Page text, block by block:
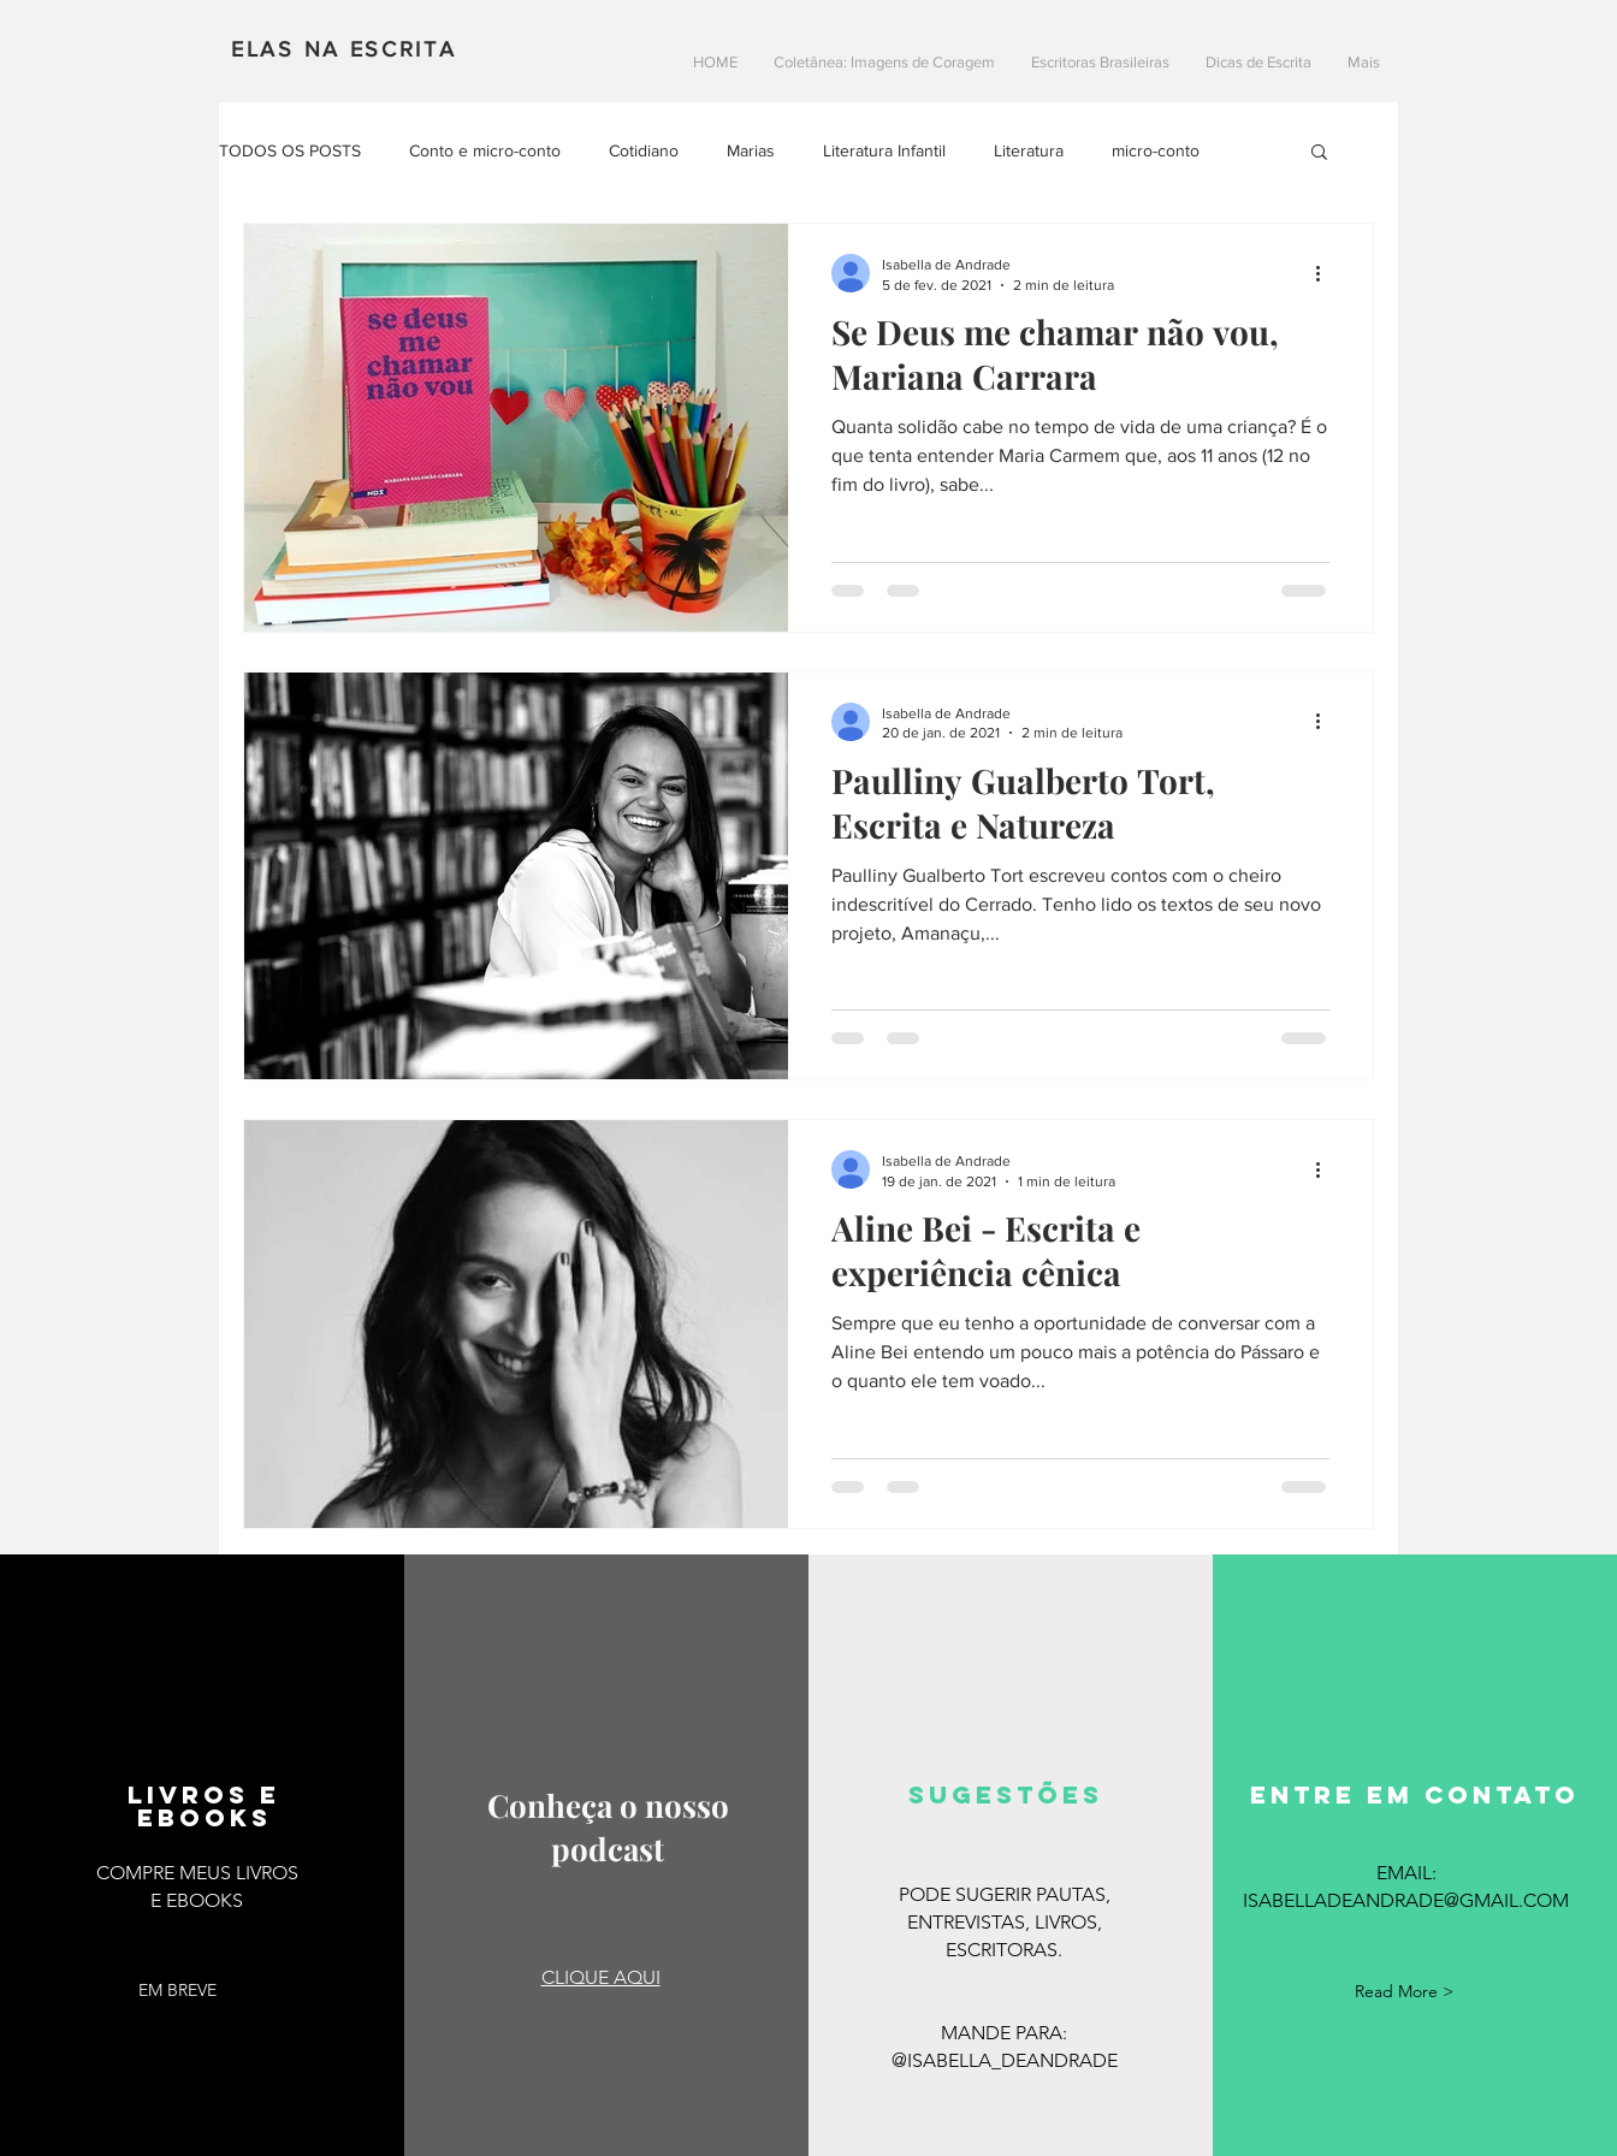
ELAS NA ESCRITA
HOME Coletânea: Imagens de Coragem Escritoras Brasileiras Dicas de Escrita Mais
TODOS OS POSTS Conto e micro-conto Cotidiano Marias Literatura Infantil Literatura micro-conto
Mulheres em Cena
Produçao Autoral Resenhas teatro Na Estrada
Se Deus me chamar não vou,
Mariana Carrara
Quanta solidão cabe no tempo de vida de uma criança? É o
que tenta entender Maria Carmem que, aos 11 anos (12 no
fim do livro), sabe...
Isabella de Andrade
5 de fev. de 2021
2 min de leitura
Paulliny Gualberto Tort,
Escrita e Natureza
⁣Paulliny Gualberto Tort escreveu contos com o cheiro
indescritível do Cerrado. Tenho lido os textos de seu novo
projeto, Amanaçu,...
Isabella de Andrade
20 de jan. de 2021
2 min de leitura
Aline Bei - Escrita e
experiência cênica
Sempre que eu tenho a oportunidade de conversar com a
Aline Bei entendo um pouco mais a potência do Pássaro e
o quanto ele tem voado...
Isabella de Andrade
19 de jan. de 2021
1 min de leitura
LIVROS E
EBOOKS
COMPRE MEUS LIVROS
E EBOOKS
EM BREVE
Conheça o nosso
podcast
CLIQUE AQUI
SUGESTões
PODE SUGERIR PAUTAS,
ENTREVISTAS, LIVROS,
ESCRITORAS.
MANDE PARA:
@ISABELLA_DEANDRADE
ENTRE EM CONTATO
EMAIL:
ISABELLADEANDRADE@GMAIL.COM
Read More >